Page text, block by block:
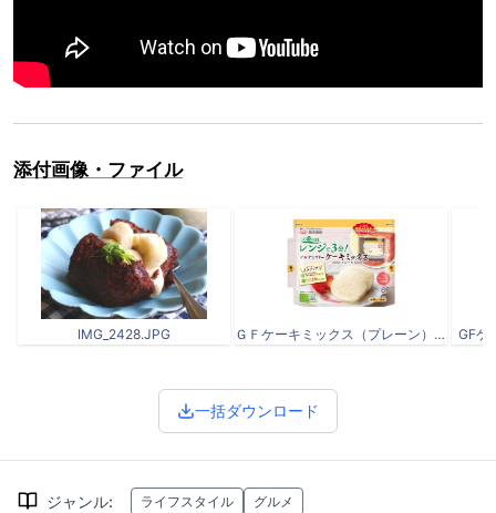
添付画像・ファイル
IMG_2428.JPG ＧＦケーキミックス（プレーン）.jpg GFケ
一括ダウンロード
ジャンル: ライフスタイル グルメ